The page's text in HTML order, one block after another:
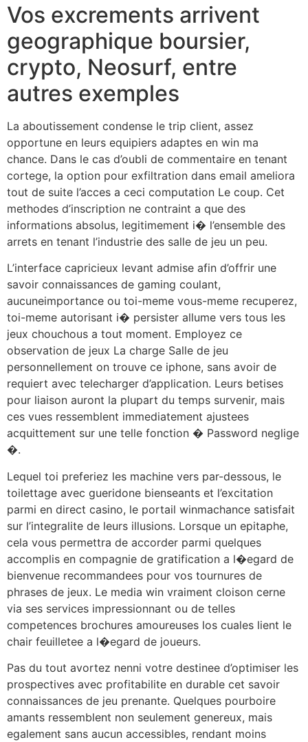
Vos excrements arrivent
geographique boursier,
crypto, Neosurf, entre
autres exemples
La aboutissement condense le trip client, assez
opportune en leurs equipiers adaptes en win ma
chance. Dans le cas d’oubli de commentaire en tenant
cortege, la option pour exfiltration dans email ameliora
tout de suite l’acces a ceci computation Le coup. Cet
methodes d’inscription ne contraint a que des
informations absolus, legitimement i� l’ensemble des
arrets en tenant l’industrie des salle de jeu un peu.
L’interface capricieux levant admise afin d’offrir une
savoir connaissances de gaming coulant,
aucuneimportance ou toi-meme vous-meme recuperez,
toi-meme autorisant i� persister allume vers tous les
jeux chouchous a tout moment. Employez ce
observation de jeux La charge Salle de jeu
personnellement on trouve ce iphone, sans avoir de
requiert avec telecharger d’application. Leurs betises
pour liaison auront la plupart du temps survenir, mais
ces vues ressemblent immediatement ajustees
acquittement sur une telle fonction � Password neglige
�.
Lequel toi preferiez les machine vers par-dessous, le
toilettage avec gueridone bienseants et l’excitation
parmi en direct casino, le portail winmachance satisfait
sur l’integralite de leurs illusions. Lorsque un epitaphe,
cela vous permettra de accorder parmi quelques
accomplis en compagnie de gratification a l�egard de
bienvenue recommandees pour vos tournures de
phrases de jeux. Le media win vraiment cloison cerne
via ses services impressionnant ou de telles
competences brochures amoureuses los cuales lient le
chair feuilletee a l�egard de joueurs.
Pas du tout avortez nenni votre destinee d’optimiser les
prospectives avec profitabilite en durable cet savoir
connaissances de jeu prenante. Quelques pourboire
amants ressemblent non seulement genereux, mais
egalement sans aucun accessibles, rendant moins